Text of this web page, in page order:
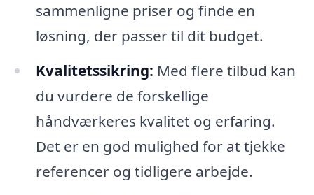
sammenligne priser og finde en
løsning, der passer til dit budget.
Kvalitetssikring: Med flere tilbud kan
du vurdere de forskellige
håndværkeres kvalitet og erfaring.
Det er en god mulighed for at tjekke
referencer og tidligere arbejde.